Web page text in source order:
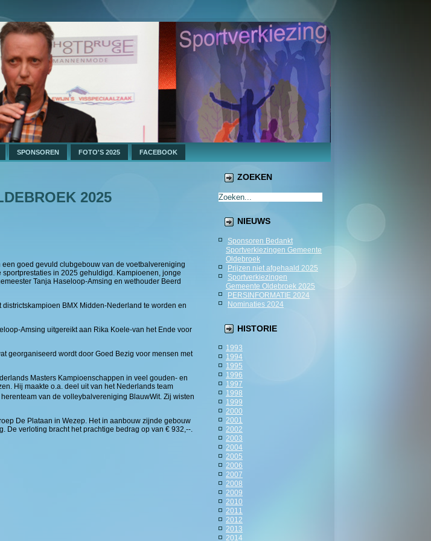
SPONSOREN FOTO'S 2025 FACEBOOK
2025
goed gevuld clubgebouw van de voetbalvereniging
in 2025 gehuldigd. Kampioenen, jonge
Tanja Haseloop-Amsing en wethouder Beerd
BMX Midden-Nederland te worden en
Amsing uitgereikt aan Rika Koele-van het Ende voor
georganiseerd wordt door Goed Bezig voor mensen met
Masters Kampioenschappen in veel gouden- en
Hij maakte o.a. deel uit van het Nederlands team
van de volleybalvereniging BlauwWit. Zij wisten
De Plataan in Wezep. Het in aanbouw zijnde gebouw
De verloting bracht het prachtige bedrag op van € 932,--.
ZOEKEN
NIEUWS
Sponsoren Bedankt
Sportverkiezingen Gemeente
Oldebroek
Prijzen niet afgehaald 2025
Sportverkiezingen
Gemeente Oldebroek 2025
PERSINFORMATIE 2024
Nominaties 2024
HISTORIE
1993
1994
1995
1996
1997
1998
1999
2000
2001
2002
2003
2004
2005
2006
2007
2008
2009
2010
2011
2012
2013
2014